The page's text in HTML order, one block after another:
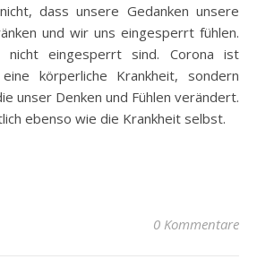
dass unsere Gedanken unsere
und wir uns eingesperrt fühlen.
eingesperrt sind. Corona ist
körperliche Krankheit, sondern
unser Denken und Fühlen verändert.
ebenso wie die Krankheit selbst.
0 Kommentare